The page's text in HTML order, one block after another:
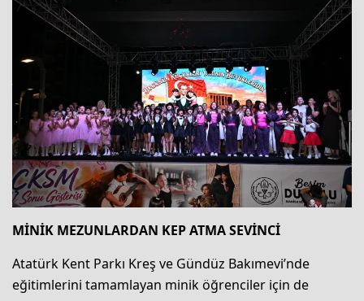
MİNİK MEZUNLARDAN KEP ATMA SEVİNCİ
Atatürk Kent Parkı Kreş ve Gündüz Bakımevi’nde
eğitimlerini tamamlayan minik öğrenciler için de